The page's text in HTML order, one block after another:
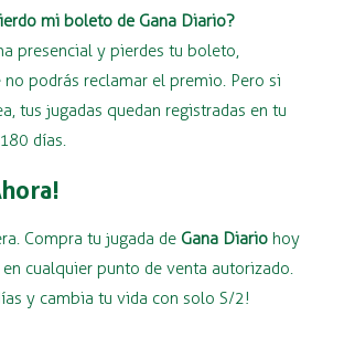
mi boleto de Gana Diario?
presencial y pierdes tu boleto,
podrás reclamar el premio. Pero si
tus jugadas quedan registradas en tu
días.
Compra tu jugada de Gana Diario hoy
cualquier punto de venta autorizado.
y cambia tu vida con solo S/2!